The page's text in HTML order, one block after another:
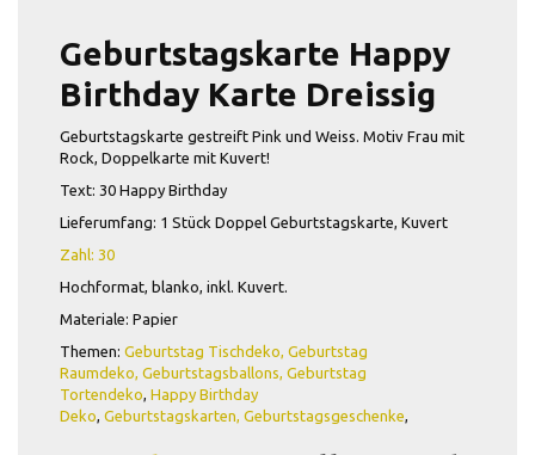
Geburtstagskarte Happy
Birthday Karte Dreissig
Geburtstagskarte gestreift Pink und Weiss. Motiv Frau mit
Rock, Doppelkarte mit Kuvert!
Text: 30 Happy Birthday
Lieferumfang: 1 Stück Doppel Geburtstagskarte, Kuvert
Zahl: 30
Hochformat, blanko, inkl. Kuvert.
Materiale: Papier
Themen: Geburtstag Tischdeko, Geburtstag
Raumdeko, Geburtstagsballons, Geburtstag
Tortendeko, Happy Birthday
Deko, Geburtstagskarten, Geburtstagsgeschenke,